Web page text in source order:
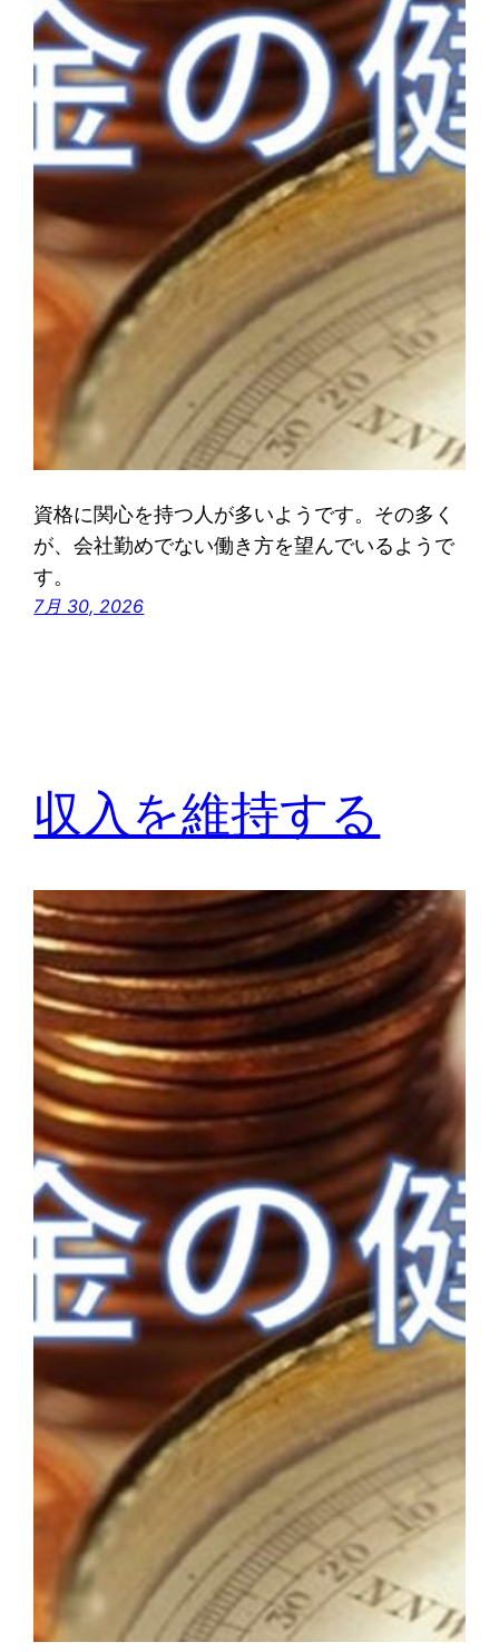
資格に関心を持つ人が多いようです。その多く
が、会社勤めでない働き方を望んでいるようで
す。
7月 30, 2026
収入を維持する